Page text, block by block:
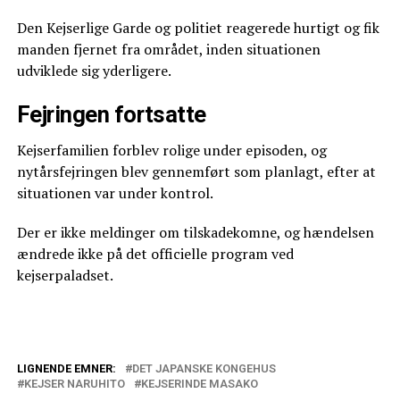
Den Kejserlige Garde og politiet reagerede hurtigt og fik
manden fjernet fra området, inden situationen
udviklede sig yderligere.
Fejringen fortsatte
Kejserfamilien forblev rolige under episoden, og
nytårsfejringen blev gennemført som planlagt, efter at
situationen var under kontrol.
Der er ikke meldinger om tilskadekomne, og hændelsen
ændrede ikke på det officielle program ved
kejserpaladset.
Afslører regel: Dette er strengt forbudt
LIGNENDE EMNER:
DET JAPANSKE KONGEHUS
KEJSER NARUHITO
KEJSERINDE MASAKO